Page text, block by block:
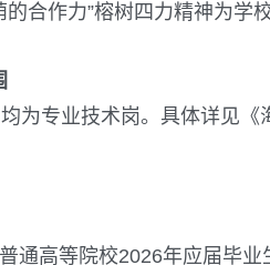
合作力”榕树四力精神为学
为专业技术岗。具体详见《
通高等院校2026年应届毕业